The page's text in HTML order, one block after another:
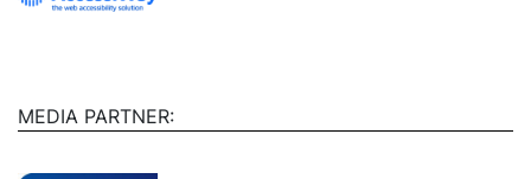
MEDIA PARTNER: